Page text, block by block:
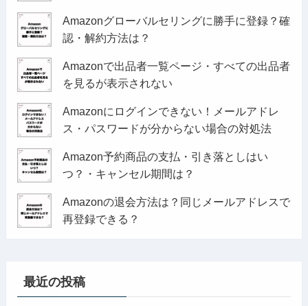
Amazonグローバルセリングに勝手に登録？確
認・解約方法は？
Amazonで出品者一覧ページ・すべての出品者
を見るが表示されない
Amazonにログインできない！メールアドレ
ス・パスワードが分からない場合の対処法
Amazon予約商品の支払・引き落としはい
つ？・キャンセル期間は？
Amazonの退会方法は？同じメールアドレスで
再登録できる？
最近の投稿